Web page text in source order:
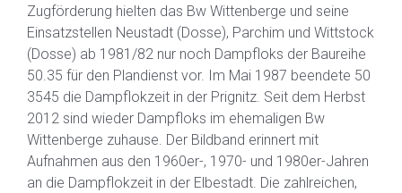
Zugförderung hielten das Bw Wittenberge und seine
Einsatzstellen Neustadt (Dosse), Parchim und Wittstock
(Dosse) ab 1981/82 nur noch Dampfloks der Baureihe
50.35 für den Plandienst vor. Im Mai 1987 beendete 50
3545 die Dampflokzeit in der Prignitz. Seit dem Herbst
2012 sind wieder Dampfloks im ehemaligen Bw
Wittenberge zuhause. Der Bildband erinnert mit
Aufnahmen aus den 1960er-, 1970- und 1980er-Jahren
an die Dampflokzeit in der Elbestadt. Die zahlreichen,